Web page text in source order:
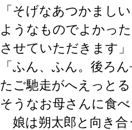
「そげなあつかまし
ようなものでよかっ
させていただきます」
「ふん、ふん。後ろ
たご馳走がへえっと
そうなお母さんに食
娘は朔太郎と向き合